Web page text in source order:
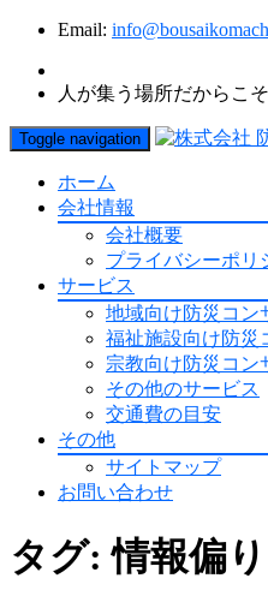
Email:
人が集う場所だからこ
Toggle navigation
ホーム
会社情報
会社概要
プライバシーポリ
サービス
地域向け防災コン
福祉施設向け防災
宗教向け防災コン
その他のサービス
交通費の目安
その他
サイトマップ
お問い合わせ
タグ:情報偏り